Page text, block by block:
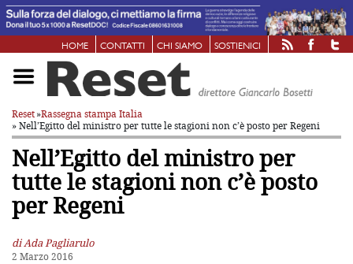
HOME CONTATTI CHI SIAMO SOSTIENICI
Reset»Rassegna stampa Italia
» Nell’Egitto del ministro per tutte le stagioni non c’è posto per Regeni
Nell’Egitto del ministro per
tutte le stagioni non c’è posto
per Regeni
di Ada Pagliarulo
2 Marzo 2016